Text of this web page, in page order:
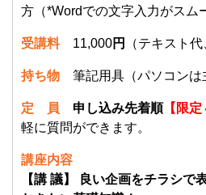
方（*Wordでの文字入力がスム
受講料11,000円 （テキスト
持ち物 筆記用具（パソコンは
定 員 申し込み先着順【限定
軽に質問ができます。
講座内容
【講 議】 良い企画をチラシで